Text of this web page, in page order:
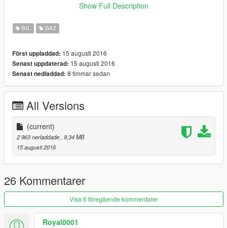
Show Full Description
BIL GAZ
Först uppladdad: 15 augusti 2016
Senast uppdaterad: 15 augusti 2016
Senast nedladdad: 8 timmar sedan
All Versions
(current)
2 963 nerladdade, 9,34 MB
15 augusti 2016
26 Kommentarer
Visa 6 föregående kommentarer
Royal0001